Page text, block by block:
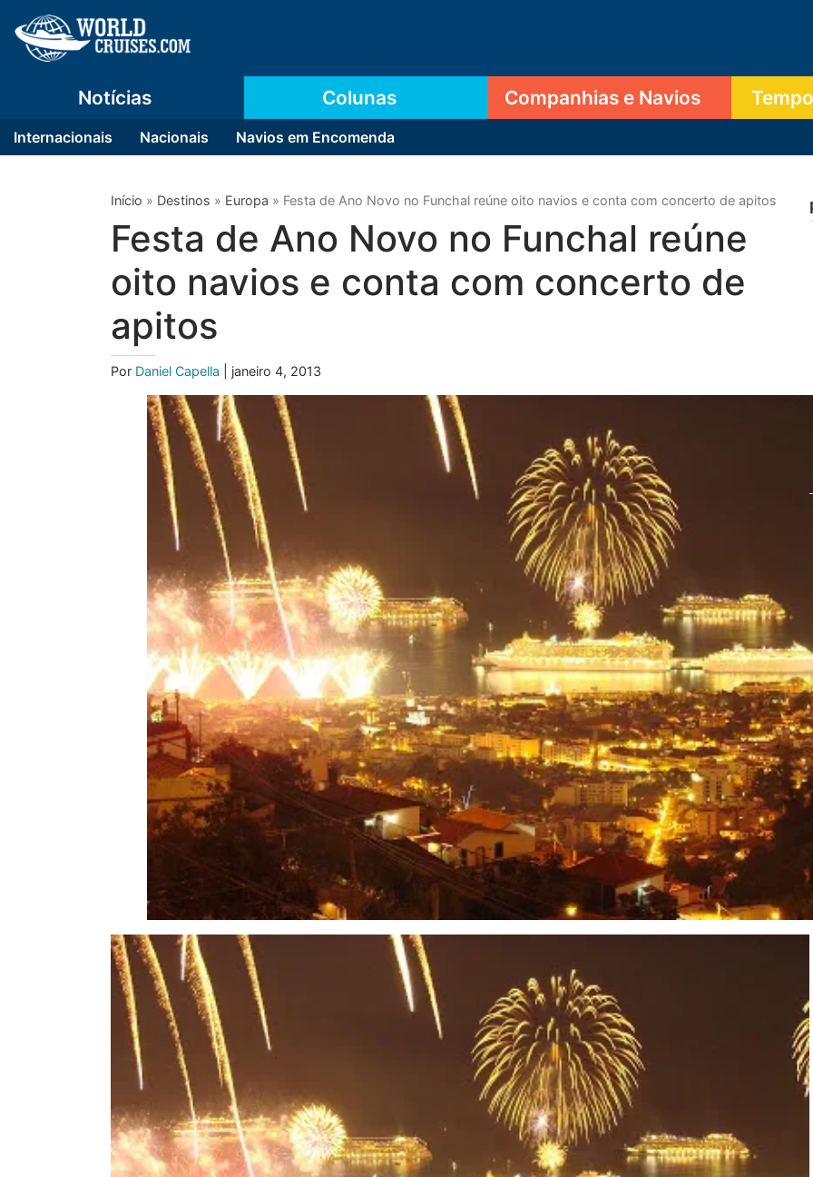
Notícias
Internacionais Nacionais Navios em Encomenda
Colunas Companhias e Navios
Início » Destinos » Europa » Festa de Ano Novo no Funchal reúne oito navios e conta com concerto de apitos
Festa de Ano Novo no Funchal reúne
oito navios e conta com concerto de
apitos
Por Daniel Capella | janeiro 4, 2013